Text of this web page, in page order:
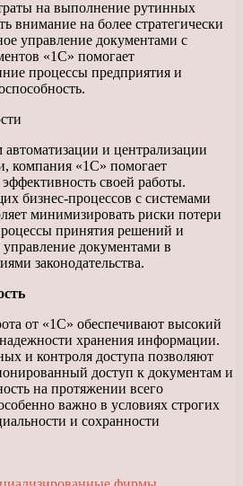
на выполнение рутинных
внимание на более стратегически
управление документами с
«1С» помогает
процессы предприятия и
и централизации
компания «1С» помогает
своей работы.
бизнес-процессов с системами
минимизировать риски потери
принятия решений и
управление документами в
законодательства.
от «1С» обеспечивают высокий
хранения информации.
и контроля доступа позволяют
доступ к документам и
на протяжении всего
важно в условиях строгих
и сохранности